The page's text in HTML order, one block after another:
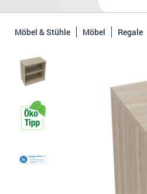
Möbel & Stühle Möbel Regale